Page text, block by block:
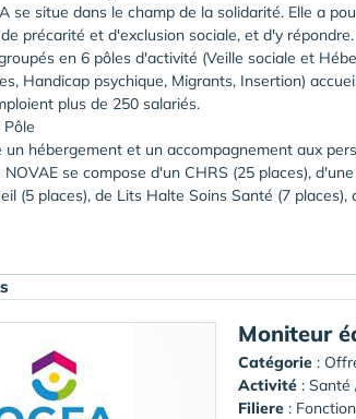
se situe dans le champ de la solidarité. Elle a
précarité et d'exclusion sociale, et d'y répondre.
en 6 pôles d'activité (Veille sociale et
Handicap psychique, Migrants, Insertion)
plus de 250 salariés.
un hébergement et un accompagnement aux
se compose d'un CHRS (25 places),
(5 places), de Lits Halte Soins Santé (7
Moniteur
Catégorie :
Activité : Santé
Filiere :